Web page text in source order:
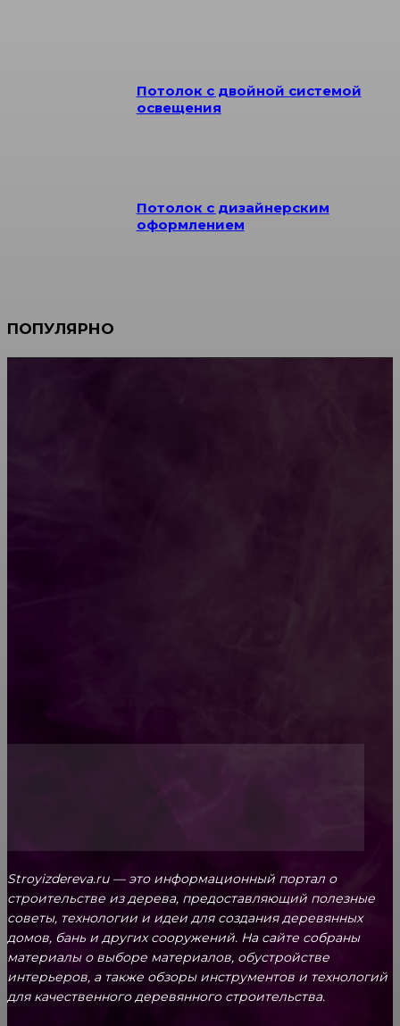
Потолок с двойной системой
освещения
Потолок с дизайнерским
оформлением
ПОПУЛЯРНО
Stroyizdereva.ru — это информационный портал о
строительстве из дерева, предоставляющий полезные
советы, технологии и идеи для создания деревянных
домов, бань и других сооружений. На сайте собраны
материалы о выборе материалов, обустройстве
интерьеров, а также обзоры инструментов и технологий
для качественного деревянного строительства.